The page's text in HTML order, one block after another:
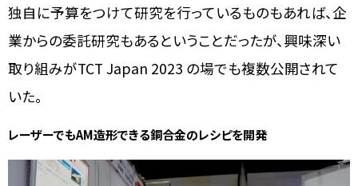
独自に予算をつけて研究を行っているものもあれば、企
業からの委託研究もあるということだったが、興味深い
取り組みがTCT Japan 2023 の場でも複数公開されて
いた。
レーザーでもAM造形できる銅合金のレシピを開発